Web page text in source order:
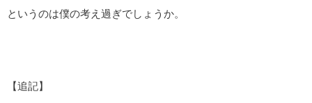
というのは僕の考え過ぎでしょうか。
【追記】